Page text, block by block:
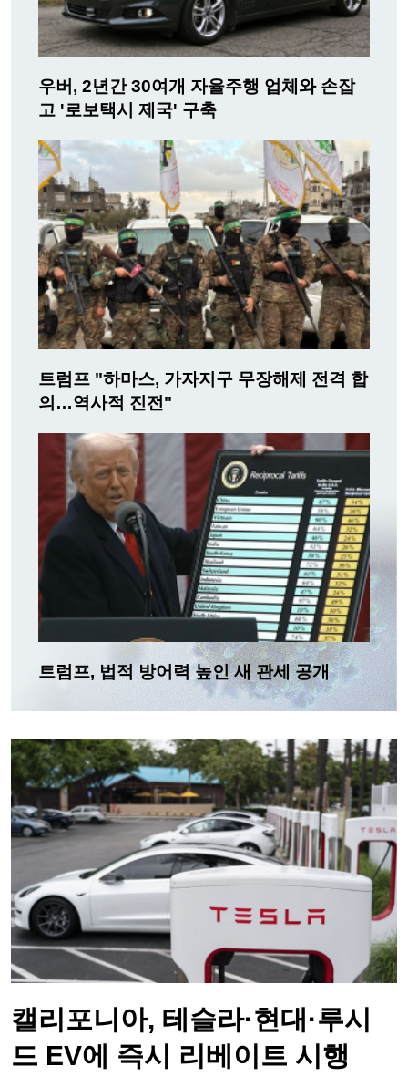
우버, 2년간 30여개 자율주행 업체와 손잡
고 '로보택시 제국' 구축
트럼프 "하마스, 가자지구 무장해제 전격 합
의…역사적 진전"
트럼프, 법적 방어력 높인 새 관세 공개
캘리포니아, 테슬라·현대·루시
드 EV에 즉시 리베이트 시행